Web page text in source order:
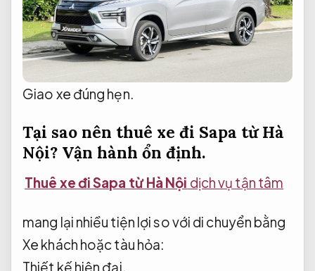
Giao xe đúng hẹn.
Tại sao nên thuê xe đi Sapa từ Hà
Nội? Vận hành ổn định.
Thuê xe đi Sapa từ Hà Nội dịch vụ tận tâm
mang lại nhiều tiện lợi so với di chuyển bằng
Xe khách hoặc tàu hỏa:
Thiết kế hiện đại.